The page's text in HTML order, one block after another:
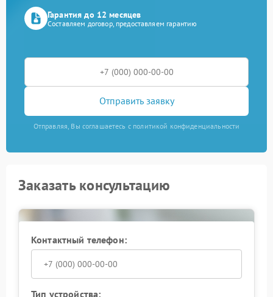
Гарантия до 12 месяцев
Составляем договор, предоставляем гарантию
Отправить заявку
Отправляя, Вы соглашаетесь с политикой конфиденциальности
Заказать консультацию
Контактный телефон:
Тип устройства: